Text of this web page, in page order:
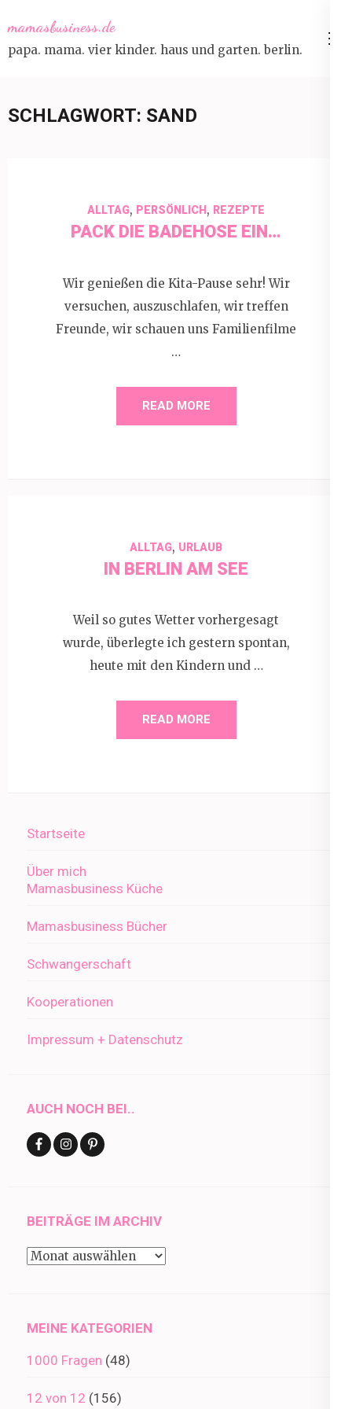
to
content
mamasbusiness.de
papa. mama. vier kinder. haus und garten. berlin.
SCHLAGWORT: SAND
ALLTAG, PERSÖNLICH , REZEPTE
PACK DIE BADEHOSE EIN…
Wir genießen die Kita-Pause sehr! Wir
versuchen, auszuschlafen, wir treffen
Freunde, wir schauen uns Familienfilme
…
READ MORE
ALLTAG, URLAUB
IN BERLIN AM SEE
Weil so gutes Wetter vorhergesagt
wurde, überlegte ich gestern spontan,
heute mit den Kindern und …
READ MORE
Startseite
Über mich
Mamasbusiness Küche
Mamasbusiness Bücher
Schwangerschaft
Kooperationen
Impressum + Datenschutz
AUCH NOCH BEI..
BEITRÄGE IM ARCHIV
Beiträge
MEINE KATEGORIEN
1000 Fragen (48)
12 von 12 (156)